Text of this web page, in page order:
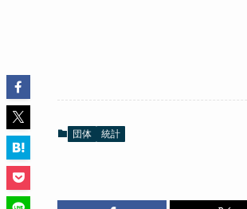
団体 統計